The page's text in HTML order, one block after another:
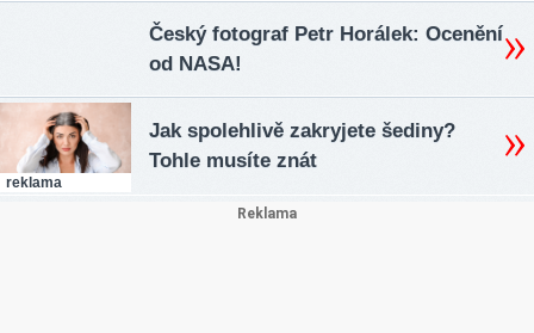
Český fotograf Petr Horálek: Ocenění
od NASA!
reklama
Jak spolehlivě zakryjete šediny?
Tohle musíte znát